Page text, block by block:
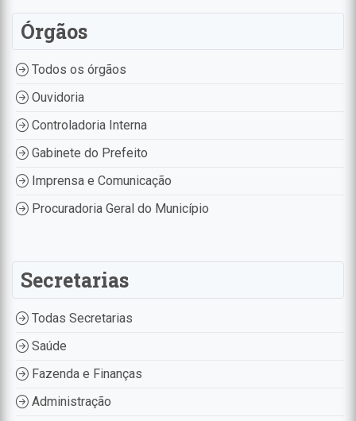
Órgãos
Todos os órgãos
Ouvidoria
Controladoria Interna
Gabinete do Prefeito
Imprensa e Comunicação
Procuradoria Geral do Município
Secretarias
Todas Secretarias
Saúde
Fazenda e Finanças
Administração